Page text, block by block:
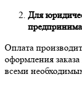
Для
Оплата
оформления
всеми